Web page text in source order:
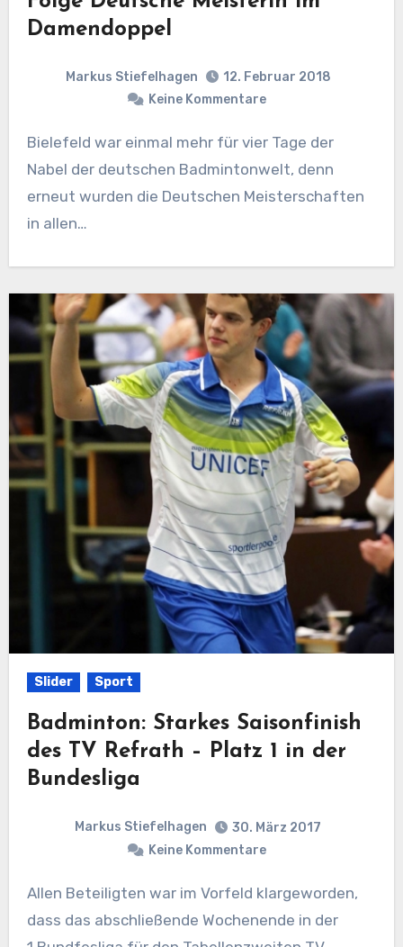
Damendoppel
Markus Stiefelhagen
12. Februar 2018
Keine Kommentare
Bielefeld war einmal mehr für vier Tage der
Nabel der deutschen Badmintonwelt, denn
erneut wurden die Deutschen Meisterschaften
in allen…
Slider Sport
Badminton: Starkes Saisonfinish
des TV Refrath – Platz 1 in der
Bundesliga
Markus Stiefelhagen
30. März 2017
Keine Kommentare
Allen Beteiligten war im Vorfeld klargeworden,
dass das abschließende Wochenende in der